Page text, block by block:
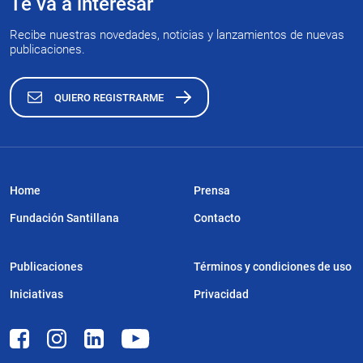
Recibe nuestras novedades, noticias y lanzamientos de nuevas
publicaciones.
QUIERO REGISTRARME
Home
Fundación Santillana
Publicaciones
Iniciativas
Prensa
Contacto
Términos y condiciones de uso
Privacidad